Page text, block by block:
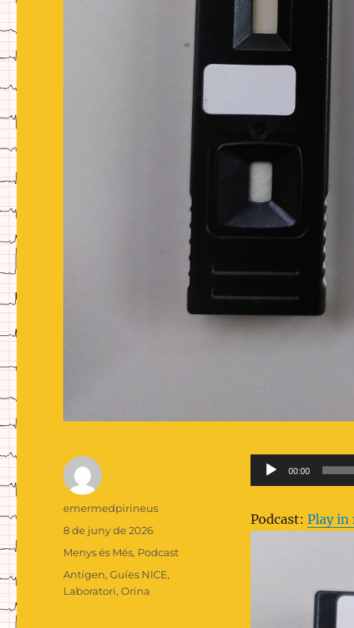
Reproductor
d'àudio
00:00
Podcast: Play in
Autor
emermedpirineus
Publicat
el
8 de juny de 2026
Categories
Menys és Més, Podcast
Etiquetes
Antígen,Guíes NICE,
Laboratori,Orina